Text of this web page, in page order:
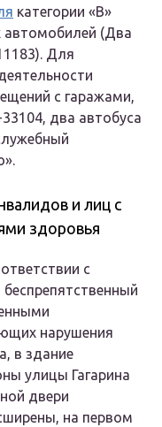
категории «В»
автомобилей (Два
Для
с гаражами,
два автобуса
и лиц с
здоровья
с
нарушения
в здание
улицы Гагарина
двери
на первом